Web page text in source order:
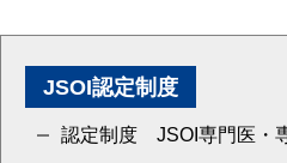
JSOI認定制度
認定制度 JSOI専門医・